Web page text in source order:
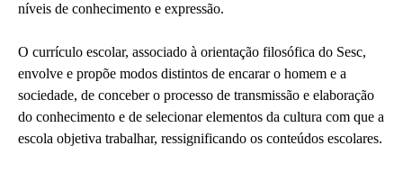
níveis de conhecimento e expressão.
O currículo escolar, associado à orientação filosófica do Sesc,
envolve e propõe modos distintos de encarar o homem e a
sociedade, de conceber o processo de transmissão e elaboração
do conhecimento e de selecionar elementos da cultura com que a
escola objetiva trabalhar, ressignificando os conteúdos escolares.